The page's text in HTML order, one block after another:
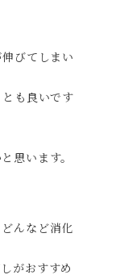
びてしまい
も良いです
思います。
んなど消化
がおすすめ